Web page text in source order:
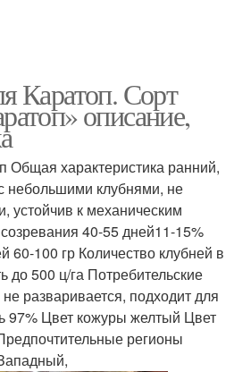
Каратоп. Сорт
описание,
Общая характеристика ранний,
небольшими клубнями, не
устойчив к механическим
40-55 дней11-15%
60-100 гр Количество клубней в
до 500 ц/га Потребительские
разваривается, подходит для
97% Цвет кожуры желтый Цвет
регионы